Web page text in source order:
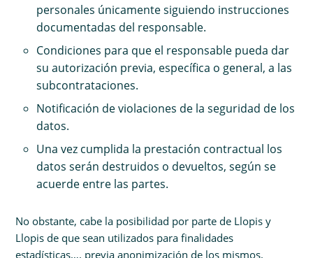
personales únicamente siguiendo instrucciones
documentadas del responsable.
Condiciones para que el responsable pueda dar
su autorización previa, específica o general, a las
subcontrataciones.
Notificación de violaciones de la seguridad de los
datos.
Una vez cumplida la prestación contractual los
datos serán destruidos o devueltos, según se
acuerde entre las partes.
No obstante, cabe la posibilidad por parte de Llopis y
Llopis de que sean utilizados para finalidades
estadísticas…. previa anonimización de los mismos.